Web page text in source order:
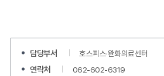
담당부서 호스피스·완화의료센터
연락처 062-602-6319